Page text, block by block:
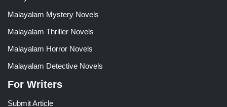
Malayalam Mystery Novels
Malayalam Thriller Novels
Malayalam Horror Novels
Malayalam Detective Novels
For Writers
Submit Article